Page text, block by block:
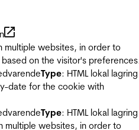
multiple websites, in order to
on the visitor's
Type: HTML lokal lagring
date for the cookie with
Type: HTML lokal lagring
multiple websites, in order to